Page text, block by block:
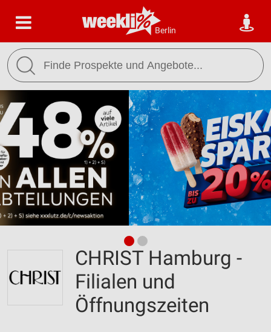
Berlin
CHRIST Hamburg -
Filialen und
Öffnungszeiten